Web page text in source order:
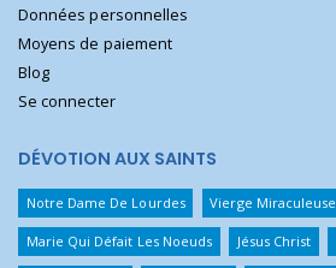
Données personnelles
Moyens de paiement
Blog
Se connecter
DÉVOTION AUX SAINTS
Notre Dame De Lourdes Vierge Miraculeuse
Marie Qui Défait Les Noeuds Jésus Christ